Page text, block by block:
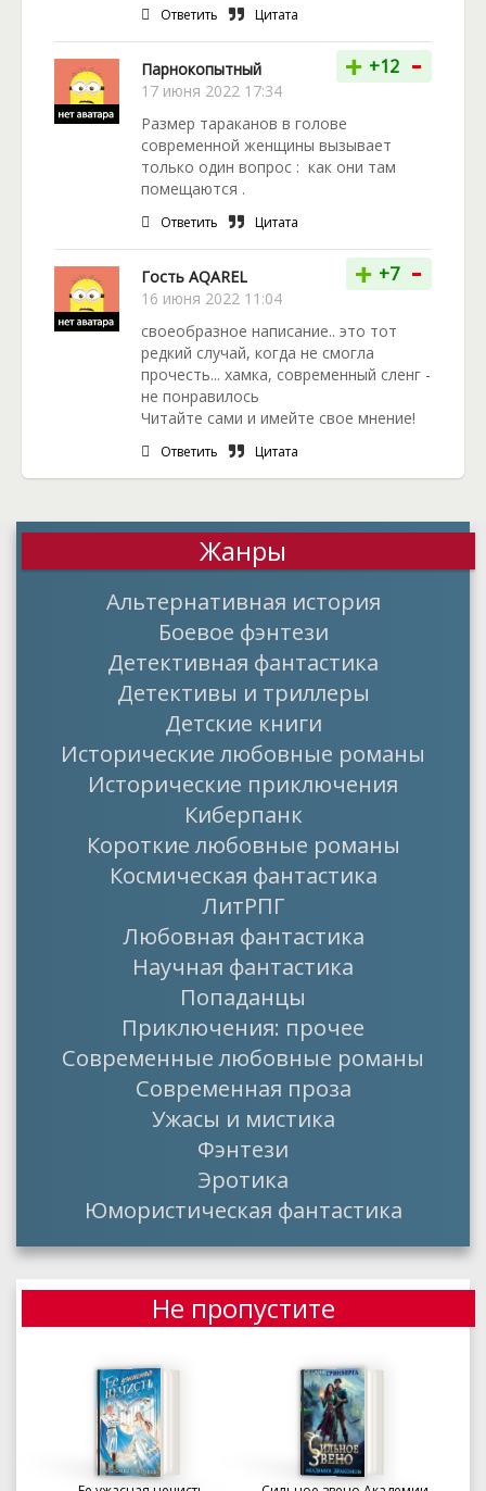
Ответить Цитата
Парнокопытный
17 июня 2022 17:34
+ +12 -
Размер тараканов в голове
современной женщины вызывает
только один вопрос : как они там
помещаются .
Ответить Цитата
Гость AQAREL
16 июня 2022 11:04
+ +7 -
своеобразное написание.. это тот
редкий случай, когда не смогла
прочесть... хамка, современный сленг -
не понравилось
Читайте сами и имейте свое мнение!
Ответить Цитата
Жанры
Альтернативная история
Боевое фэнтези
Детективная фантастика
Детективы и триллеры
Детские книги
Исторические любовные романы
Исторические приключения
Киберпанк
Короткие любовные романы
Космическая фантастика
ЛитРПГ
Любовная фантастика
Научная фантастика
Попаданцы
Приключения: прочее
Современные любовные романы
Современная проза
Ужасы и мистика
Фэнтези
Эротика
Юмористическая фантастика
Не пропустите